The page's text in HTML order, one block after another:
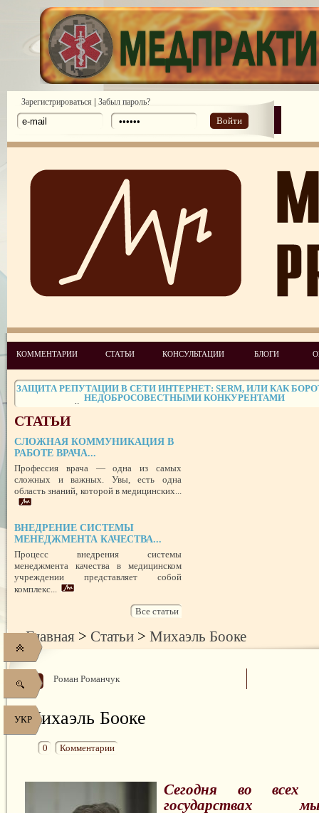
УКР
Зарегистрироваться | Забыл пароль?
Войти
КОММЕНТАРИИ СТАТЬИ КОНСУЛЬТАЦИИ БЛОГИ
ПОТРЕБИТЕЛЬСКИЙ ЭКСТРЕМИЗМ
ПЕРЕГОРЕЛО, или ЧЕМ ГРОЗИТ ЭМОЦИОНАЛЬНОЕ
ПЕРСОНАЛА
УСПЕШНЫЙ ДЕБЮТ «ШКОЛЫ АДМИНИСТРАТОРОВ
ЦЕЛЕПОЛАГАНИЕ, или КАК ПРАВИЛЬНО СТАВИТЬ ЦЕЛИ И
ИХ
ЧЕГО ХОТЯТ ПАЦИЕНТЫ КАТЕГОРИИ VIP
СТРЕСС-МЕНЕДЖМЕНТ В СФЕРЕ МЕДИЦИНЫ
ЗАЩИТА РЕПУТАЦИИ В СЕТИ ИНТЕРНЕТ: SERM, ИЛИ КАК
НЕДОБРОСОВЕСТНЫМИ КОНКУРЕНТАМИ
РОЛЬ МЕДИЦИНСКОЙ ДОКУМЕНТАЦИИ КАК
ГРАЖДАНСКОМ И УГОЛОВНОМ СУДОПРОИЗВОДСТВЕ
СТАТЬИ
СЛОЖНАЯ КОММУНИКАЦИЯ В
РАБОТЕ ВРАЧА...
Профессия врача — одна из самых
сложных и важных. Увы, есть одна
область знаний, которой в медицинских...
ВНЕДРЕНИЕ СИСТЕМЫ
МЕНЕДЖМЕНТА КАЧЕСТВА...
Процесс внедрения системы
менеджмента качества в медицинском
учреждении представляет собой
комплекс...
Все статьи
Главная > Статьи > Михаэль Бооке
Роман Романчук
Михаэль Бооке
0 Комментарии
Сегодня во всех
государствах